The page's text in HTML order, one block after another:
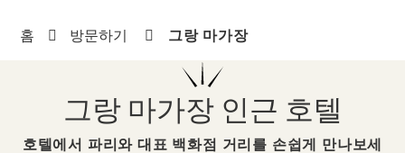
홈 방문하기 그랑 마가장
그랑 마가장 인근 호텔
호텔에서 파리와 대표 백화점 거리를 손쉽게 만나보세